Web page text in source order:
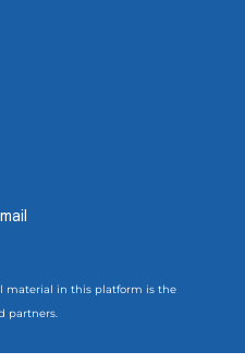
material in this platform is the
partners.